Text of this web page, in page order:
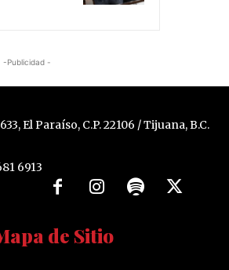
-Publicidad -
El Paraíso, C.P. 22106 / Tijuana, B.C.
6913
de Sitio